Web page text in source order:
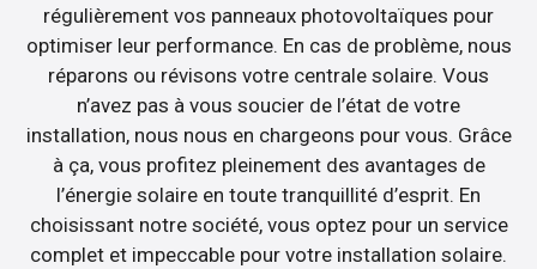
régulièrement vos panneaux photovoltaïques pour
optimiser leur performance. En cas de problème, nous
réparons ou révisons votre centrale solaire. Vous
n’avez pas à vous soucier de l’état de votre
installation, nous nous en chargeons pour vous. Grâce
à ça, vous profitez pleinement des avantages de
l’énergie solaire en toute tranquillité d’esprit. En
choisissant notre société, vous optez pour un service
complet et impeccable pour votre installation solaire.